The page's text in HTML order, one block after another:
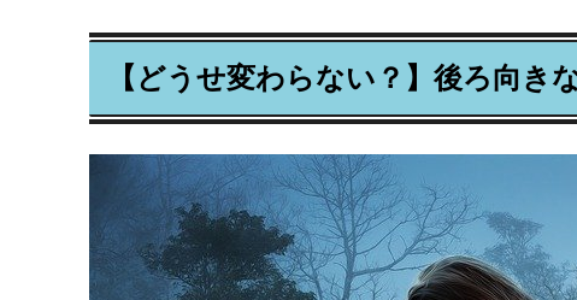
【どうせ変わらない？】後ろ向き